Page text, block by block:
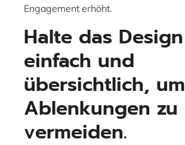
Engagement erhöht.
Halte das Design
einfach und
übersichtlich, um
Ablenkungen zu
vermeiden.